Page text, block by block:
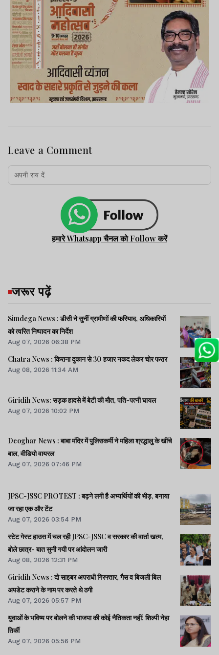
Leave a Comment
हमारे Whatsapp चैनल को Follow करें
जरूर पढ़ें
Simdega News : डीसी ने सुनीं ग्रामीणों की फरियाद, अधिकारियों
को त्वरित निष्पादन का निर्देश
Aug 07, 2026 06:38 PM
Chatra News : किराना दुकान से 30 हजार नकद लेकर चोर फरार
Aug 08, 2026 11:34 AM
Giridih News: सड़क हादसे में बेटी की मौत, पति-पत्नी घायल
Aug 07, 2026 10:02 PM
Deoghar News : बाबा मंदिर में पुलिसकर्मी ने महिला श्रद्धालु के खींचे
बाल, वीडियो वायरल
Aug 07, 2026 07:46 PM
JPSC-JSSC PROTEST : बढ़ने लगी है अभ्यर्थियों की भीड़, बनाया
जा रहा एक और टेंट
Aug 07, 2026 03:54 PM
स्टेट गेस्ट हाउस में चल रही JPSC-JSSC व सरकार की वार्ता खत्म,
बोले छात्र- बात सुनी गयी पर आंदोलन जारी
Aug 08, 2026 12:31 PM
Giridih News : दो साइबर अपराधी गिरफ्तार, गैस व बिजली बिल
अपडेट कराने के नाम पर करते थे ठगी
Aug 07, 2026 05:57 PM
युवाओं के भविष्य पर बोलने की भाजपा की कोई नैतिकता नहीं: शिल्पी नेहा
तिर्की
Aug 07, 2026 05:56 PM